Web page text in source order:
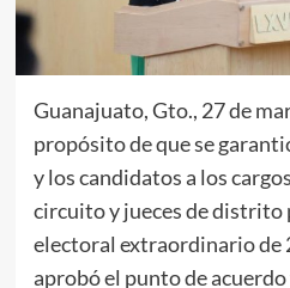
Guanajuato, Gto., 27 de
propósito de que se
y los candidatos a los
circuito y jueces de distrito
electoral extraordinario de
aprobó el punto de